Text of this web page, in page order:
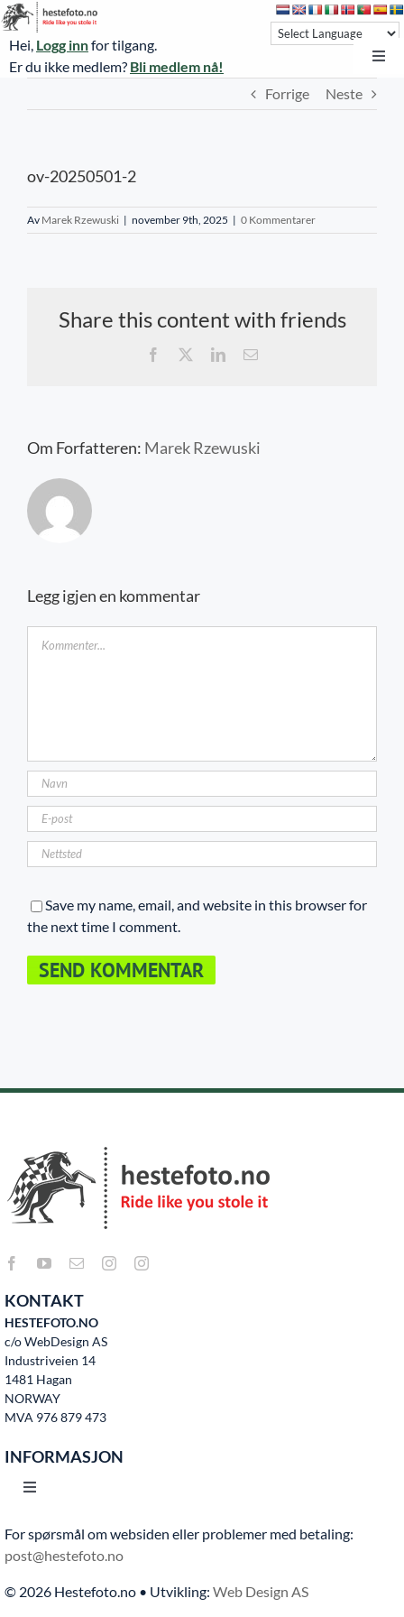
Skip
to
content
Hei, Logg innfor tilgang.
Er du ikke medlem? Bli medlem nå!
Øvrevoll treningsdager
NoARK
Forrige Neste
ov-20250501-2
Av Marek Rzewuski | november 9th, 2025 | 0 Kommentarer
Share this content with friends
Facebook LinkedIn
E-
Om Forfatteren: Marek Rzewuski
Legg igjen en kommentar
Save my name, email, and website in this browser for
the next time I comment.
KONTAKT
HESTEFOTO.NO
c/o WebDesign AS
Industriveien 14
1481 Hagan
NORWAY
MVA 976 879 473
INFORMASJON
Toggle
Hjem
Bruksvilkår
For spørsmål om websiden eller problemer med betaling:
post@hestefoto.no
© 2026 Hestefoto.no • Utvikling: Web Design AS